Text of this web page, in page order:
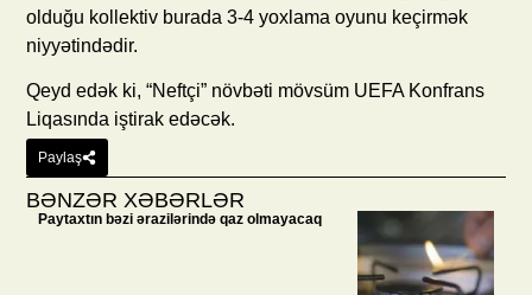
olduğu kollektiv burada 3-4 yoxlama oyunu keçirmək
niyyətindədir.
Qeyd edək ki, “Neftçi” növbəti mövsüm UEFA Konfrans
Liqasında iştirak edəcək.
Paylaş
BƏNZƏR XƏBƏRLƏR
Paytaxtın bəzi ərazilərində qaz olmayacaq